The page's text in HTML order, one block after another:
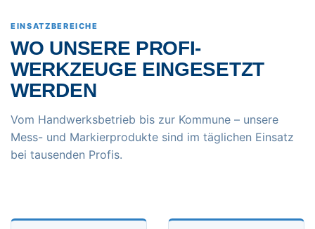
EINSATZBEREICHE
WO UNSERE PROFI-
WERKZEUGE EINGESETZT
WERDEN
Vom Handwerksbetrieb bis zur Kommune – unsere
Mess- und Markierprodukte sind im täglichen Einsatz
bei tausenden Profis.